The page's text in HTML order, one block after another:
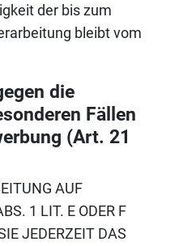
der bis zum
bleibt vom
die
Fällen
(Art. 21
AUF
1 LIT. E ODER F
JEDERZEIT DAS